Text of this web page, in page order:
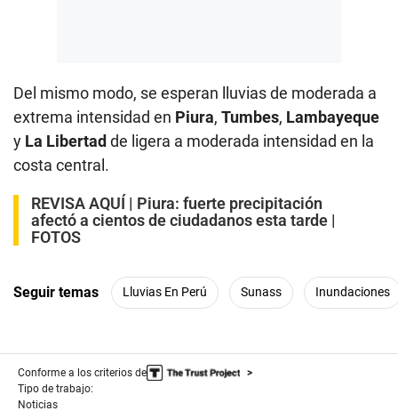
Del mismo modo, se esperan lluvias de moderada a
extrema intensidad en Piura, Tumbes, Lambayeque
y La Libertad de ligera a moderada intensidad en la
costa central.
REVISA AQUÍ | Piura: fuerte precipitación
afectó a cientos de ciudadanos esta tarde |
FOTOS
Seguir temas Lluvias En Perú Sunass Inundaciones
Conforme a los criterios de
Tipo de trabajo:
Noticias